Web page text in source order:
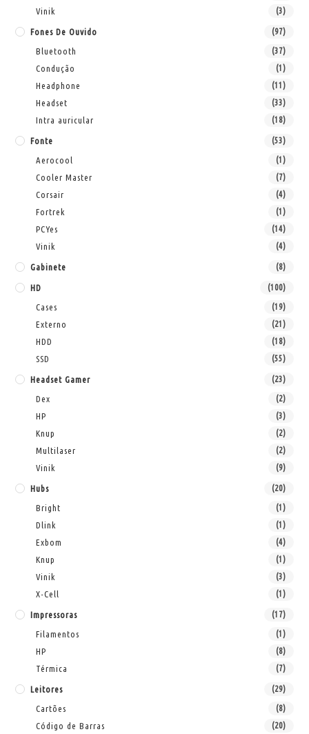
Vinik (3)
Fones De Ouvido (97)
Bluetooth (37)
Condução (1)
Headphone (11)
Headset (33)
Intra auricular (18)
Fonte (53)
Aerocool (1)
Cooler Master (7)
Corsair (4)
Fortrek (1)
PCYes (14)
Vinik (4)
Gabinete (8)
HD (100)
Cases (19)
Externo (21)
HDD (18)
SSD (55)
Headset Gamer (23)
Dex (2)
HP (3)
Knup (2)
Multilaser (2)
Vinik (9)
Hubs (20)
Bright (1)
Dlink (1)
Exbom (4)
Knup (1)
Vinik (3)
X-Cell (1)
Impressoras (17)
Filamentos (1)
HP (8)
Térmica (7)
Leitores (29)
Cartões (8)
Código de Barras (20)